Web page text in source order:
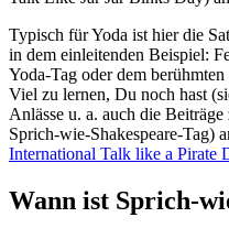
Typisch für Yoda ist hier die
in dem einleitenden Beispiel:
Yoda-Tag oder dem
Viel zu lernen, Du noch hast
Anlässe u. a. auch die Beiträge
Sprich-wie-Shakespeare-Tag)
International Talk like a Pirate
Wann ist Sprich-